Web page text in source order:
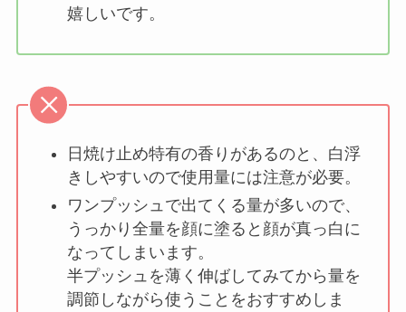
嬉しいです。
日焼け止め特有の香りがあるのと、白浮
きしやすいので使用量には注意が必要。
ワンプッシュで出てくる量が多いので、
うっかり全量を顔に塗ると顔が真っ白に
なってしまいます。
半プッシュを薄く伸ばしてみてから量を
調節しながら使うことをおすすめしま